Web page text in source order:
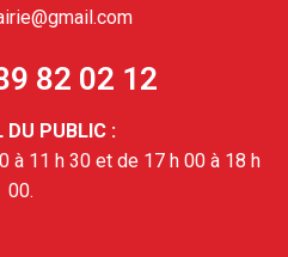
82 02 12
DU PUBLIC :
à 11 h 30 et de 17 h 00 à 18 h
00.